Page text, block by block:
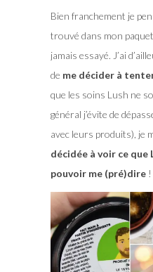
Bien franchement je
trouvé dans mon
jamais essayé. J’ai
de me décider à
que les soins Lush ne
général j’évite de
avec leurs produits), je
décidée à voir ce que
pouvoir me (pré)dire!